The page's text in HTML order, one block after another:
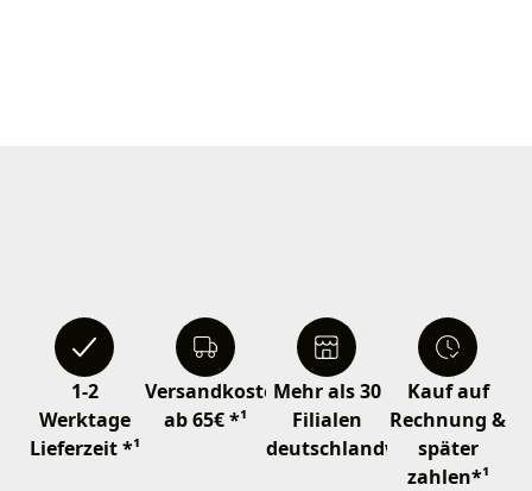
1-2
Werktage
Lieferzeit *¹
Versandkostenfrei
ab 65€ *¹
Mehr als 30
Filialen
deutschlandweit
Kauf auf
Rechnung &
später
zahlen*¹